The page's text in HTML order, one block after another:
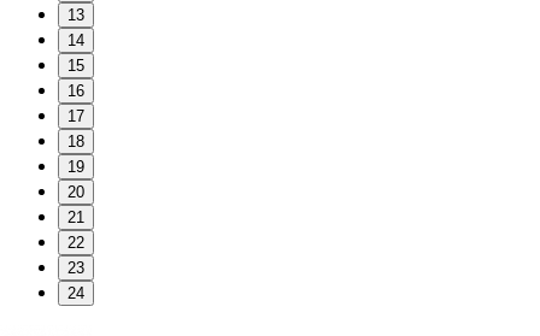
13
14
15
16
17
18
19
20
21
22
23
24